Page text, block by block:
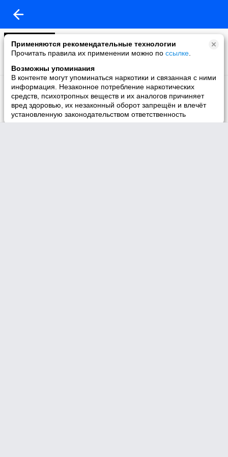
Применяются рекомендательные технологии
Прочитать правила их применении можно по ссылке
Возможны упоминания
В контенте могут упоминаться наркотики и связанная с ними
информация. Незаконное потребление наркотических
средств, психотропных веществ и их аналогов причиняет
вред здоровью, их незаконный оборот запрещён и влечёт
установленную законодательством ответственность
18 видео
Статьи Николая Левашова
7 видео